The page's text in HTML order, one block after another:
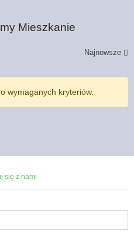
Mieszkanie
Najnowsze
wymaganych kryteriów.
się z nami